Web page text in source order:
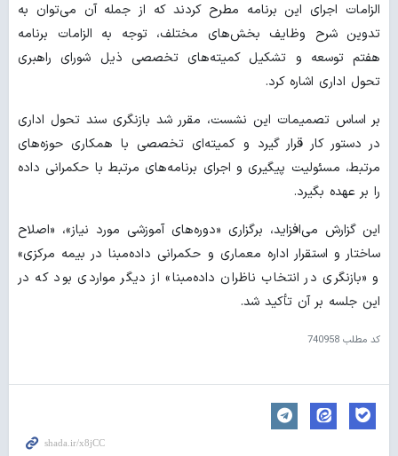
الزامات اجرای این برنامه مطرح کردند که از جمله آن می‌توان به
تدوین شرح وظایف بخش‌های مختلف، توجه به الزامات برنامه
هفتم توسعه و تشکیل کمیته‌های تخصصی ذیل شورای راهبری
تحول اداری اشاره کرد.
بر اساس تصمیمات این نشست، مقرر شد بازنگری سند تحول اداری
در دستور کار قرار گیرد و کمیته‌ای تخصصی با همکاری حوزه‌های
مرتبط، مسئولیت پیگیری و اجرای برنامه‌های مرتبط با حکمرانی داده
را بر عهده بگیرد.
این گزارش می‌افزاید، برگزاری «دوره‌های آموزشی مورد نیاز»، «اصلاح
ساختار و استقرار اداره معماری و حکمرانی داده‌مبنا در بیمه مرکزی»
و «بازنگری در انتخاب ناظران داده‌مبنا» از دیگر مواردی بود که در
این جلسه بر آن تأکید شد.
کد مطلب 740958